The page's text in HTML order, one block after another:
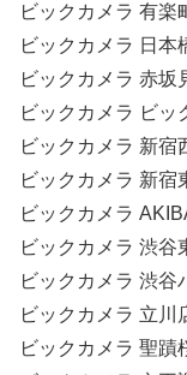
ビックカメラ 有楽
ビックカメラ 日本
ビックカメラ 赤坂
ビックカメラ ビッ
ビックカメラ 新宿
ビックカメラ 新宿
ビックカメラ
ビックカメラ 渋谷
ビックカメラ 渋谷
ビックカメラ 立川
ビックカメラ 聖蹟